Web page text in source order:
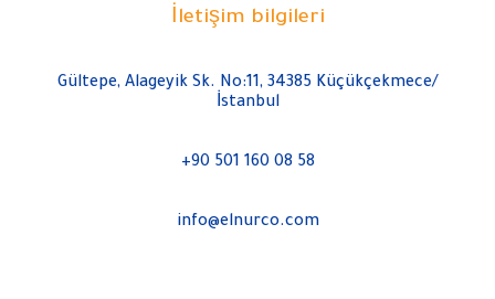
İletişim bilgileri
Gültepe, Alageyik Sk. No:11, 34385 Küçükçekmece/
İstanbul
+90 501 160 08 58
info@elnurco.com